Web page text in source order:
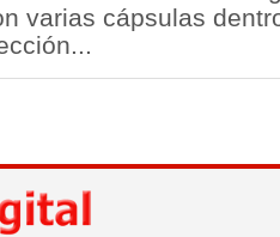
varias cápsulas